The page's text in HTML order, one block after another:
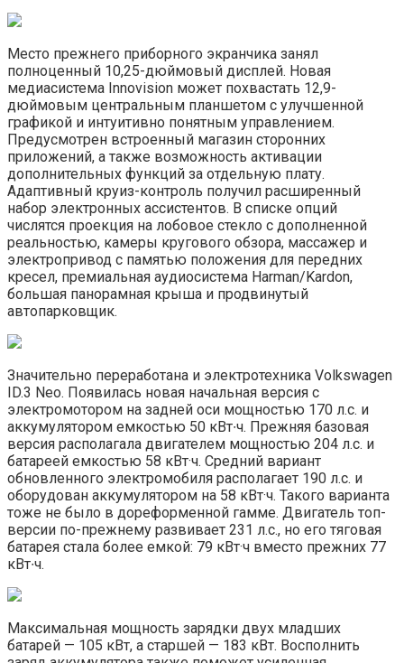
Место прежнего приборного экранчика занял
полноценный 10,25-дюймовый дисплей. Новая
медиасистема Innovision может похвастать 12,9-
дюймовым центральным планшетом с улучшенной
графикой и интуитивно понятным управлением.
Предусмотрен встроенный магазин сторонних
приложений, а также возможность активации
дополнительных функций за отдельную плату.
Адаптивный круиз-контроль получил расширенный
набор электронных ассистентов. В списке опций
числятся проекция на лобовое стекло с дополненной
реальностью, камеры кругового обзора, массажер и
электропривод с памятью положения для передних
кресел, премиальная аудиосистема Harman/Kardon,
большая панорамная крыша и продвинутый
автопарковщик.
Значительно переработана и электротехника Volkswagen
ID.3 Neo. Появилась новая начальная версия с
электромотором на задней оси мощностью 170 л.с. и
аккумулятором емкостью 50 кВт∙ч. Прежняя базовая
версия располагала двигателем мощностью 204 л.с. и
батареей емкостью 58 кВт·ч. Средний вариант
обновленного электромобиля располагает 190 л.с. и
оборудован аккумулятором на 58 кВт·ч. Такого варианта
тоже не было в дореформенной гамме. Двигатель топ-
версии по-прежнему развивает 231 л.с., но его тяговая
батарея стала более емкой: 79 кВт·ч вместо прежних 77
кВт∙ч.
Максимальная мощность зарядки двух младших
батарей — 105 кВт, а старшей — 183 кВт. Восполнить